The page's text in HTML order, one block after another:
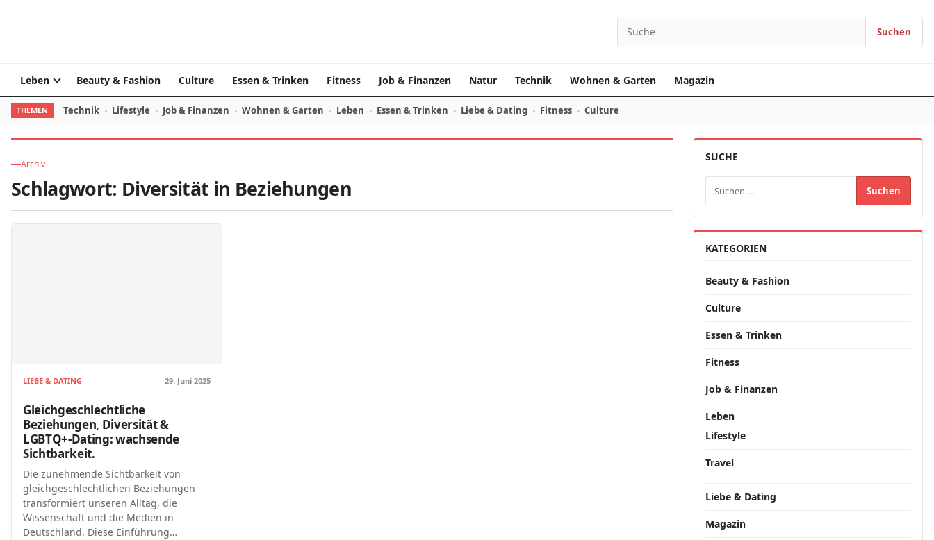
Search for: Suchen
Leben Beauty & Fashion Culture Essen & Trinken Fitness Job & Finanzen Natur Technik Wohnen & Garten Magazin
THEMEN Technik Lifestyle Job & Finanzen Wohnen & Garten Leben Essen & Trinken Liebe & Dating Fitness Culture
Archiv
Schlagwort: Diversität in Beziehungen
LIEBE & DATING 29. Juni 2025
Gleichgeschlechtliche
Beziehungen, Diversität &
LGBTQ+-Dating: wachsende
Sichtbarkeit.
Die zunehmende Sichtbarkeit von
gleichgeschlechtlichen Beziehungen
transformiert unseren Alltag, die
Wissenschaft und die Medien in
Deutschland. Diese Einführung…
SUCHE
Suchen nach:
KATEGORIEN
Beauty & Fashion
Culture
Essen & Trinken
Fitness
Job & Finanzen
Leben
Lifestyle
Travel
Liebe & Dating
Magazin